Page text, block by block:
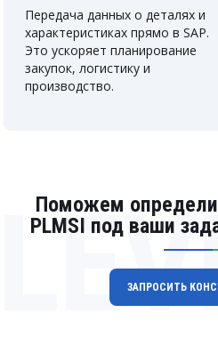
Передача данных о деталях и
характеристиках прямо в SAP.
Это ускоряет планирование
закупок, логистику и
производство.
Поможем
PLMSI под ваши
ЗАПРОСИТЬ